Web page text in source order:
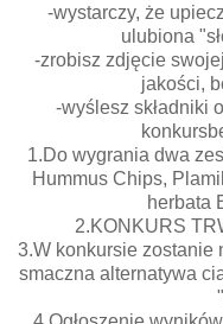
-wystarczy, że
ulubiona
-zrobisz zdjęcie
jakości,
-wyślesz składniki
1.Do wygrania dwa
Hummus Chips,
herbata
2.KONKURS
3.W konkursie zostanie
smaczna alternatywa